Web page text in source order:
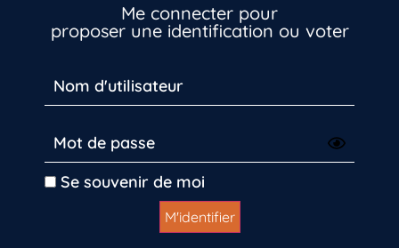
Me connecter pour
proposer une identification ou voter
Se souvenir de moi
Vous n’êtes pas encore inscrit à Biolit ?
Inscrivez-vous dès maintenant